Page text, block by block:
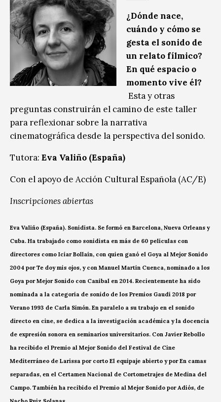
¿Dónde nace,
cuándo y cómo se
gesta el sonido de
un relato fílmico?
En qué espacio o
momento vive él?
Esta y otras
preguntas construirán el camino de este taller
para reflexionar sobre la narrativa
cinematográfica desde la perspectiva del sonido.
Tutora: Eva Valiño (España)
Con el apoyo de Acción Cultural Española (AC/E)
Inscripciones abiertas
Eva Valiño (España). ​Sonidista. Se formó en Barcelona, ​​Nueva Orleans y
Cuba. Ha trabajado como sonidista en más de 60 películas con
directores como Icíar Bollaín, con quien ganó el Goya al Mejor Sonido
2004 por Te doy mis ojos, y con Manuel Martín Cuenca, nominado a los
Goya por Mejor Sonido con Caníbal en 2014. Recientemente ha sido
nominada a la categoría de sonido de los Premios Gaudí 2018 por
Verano 1993 de Carla Simón. En paralelo a su trabajo en el sonido
directo en cine, se dedica a la investigación académica y la docencia
de expresión sonora en seminarios universitarios. Con Javier Rebollo
ha recibido el Premio al Mejor Sonido del Festival de Cine
Mediterráneo de Larissa por corto El equipaje abierto y por En camas
separadas, en el Certamen Nacional de Cortometrajes de Medina del
Campo. También ha recibido el Premio al Mejor Sonido por Adiós, de